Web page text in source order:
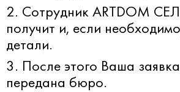
2. Сотрудник ARTDOM
получит и, если
детали.
3. После этого Ваша
передана бюро.